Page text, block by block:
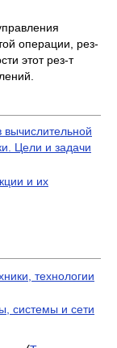
операции, рез-
этот рез-т
Цели и задачи
и их
технологии
системы и сети